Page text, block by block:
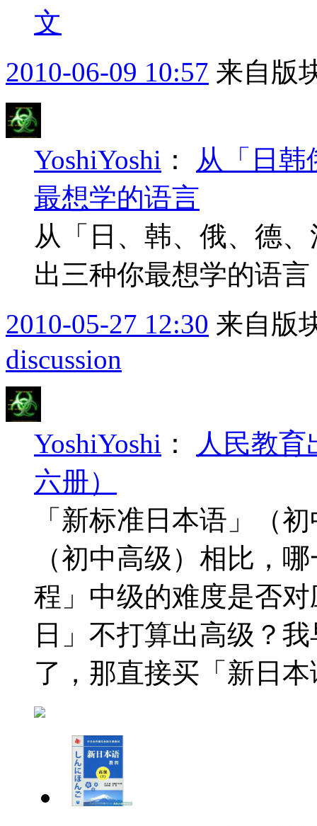
文
2010-06-09 10:57 来自版
YoshiYoshi ： 从「日韩
最想学的语言
从「日、韩、俄、德
出三种你最想学的语
2010-05-27 12:30 来自版
discussion
YoshiYoshi ：
人民教
六册）
「新标准日本语」（
（初中高级）相比，
程」中级的难度是否
日」不打算出高级？
了，那直接买「新日